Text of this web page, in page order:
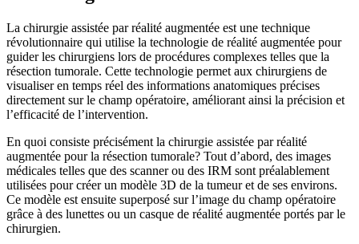
La chirurgie assistée par réalité augmentée est une technique
révolutionnaire qui utilise la technologie de réalité augmentée pour
guider les chirurgiens lors de procédures complexes telles que la
résection tumorale. Cette technologie permet aux chirurgiens de
visualiser en temps réel des informations anatomiques précises
directement sur le champ opératoire, améliorant ainsi la précision et
l’efficacité de l’intervention.
En quoi consiste précisément la chirurgie assistée par réalité
augmentée pour la résection tumorale? Tout d’abord, des images
médicales telles que des scanner ou des IRM sont préalablement
utilisées pour créer un modèle 3D de la tumeur et de ses environs.
Ce modèle est ensuite superposé sur l’image du champ opératoire
grâce à des lunettes ou un casque de réalité augmentée portés par le
chirurgien.